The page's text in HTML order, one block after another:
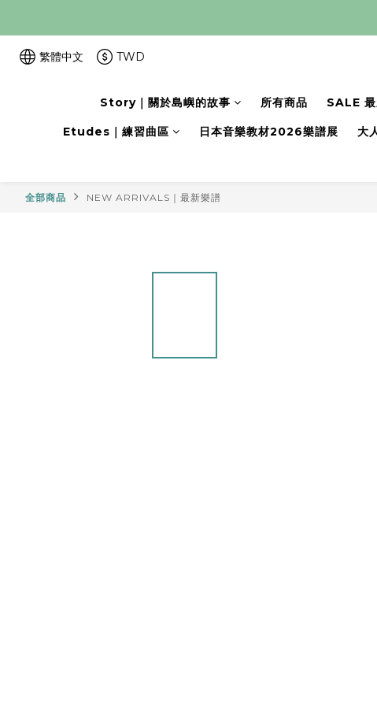
繁體中文 TWD
Story｜關於島嶼的故事 所有商品 SALE
Etudes｜練習曲區 日本音樂教材2026樂譜展 大
全部商品 NEW ARRIVALS｜最新樂譜